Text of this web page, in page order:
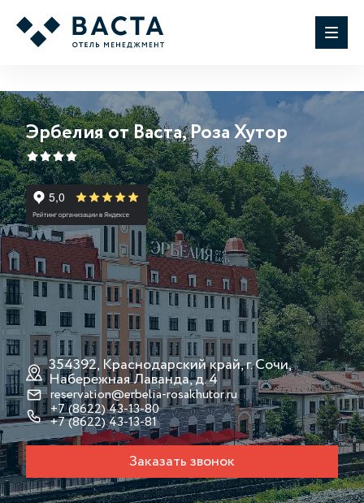
Эрбелия от Васта, Роза Хутор
354392, Краснодарский край, г. Сочи,
Набережная Лаванда, д. 4
reservation@erbelia-rosakhutor.ru
+7 (8622) 43-13-80
+7 (8622) 43-13-81
Заказать звонок